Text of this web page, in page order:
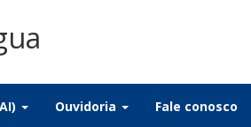
Ouvidoria Fale conosco